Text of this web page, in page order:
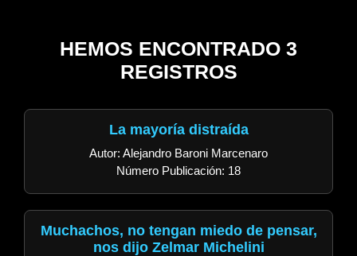
HEMOS ENCONTRADO 3
REGISTROS
La mayoría distraída
Autor: Alejandro Baroni Marcenaro
Número Publicación: 18
Muchachos, no tengan miedo de pensar,
nos dijo Zelmar Michelini